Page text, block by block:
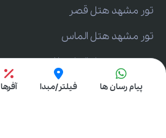
تور مشهد هتل قصر
تور مشهد هتل الماس
تور مشهد هتل الماس 2
تور مشهد هتل جواد
انتخاب مبدا
پیام رسان ها فیلتر/مبدا آفرها